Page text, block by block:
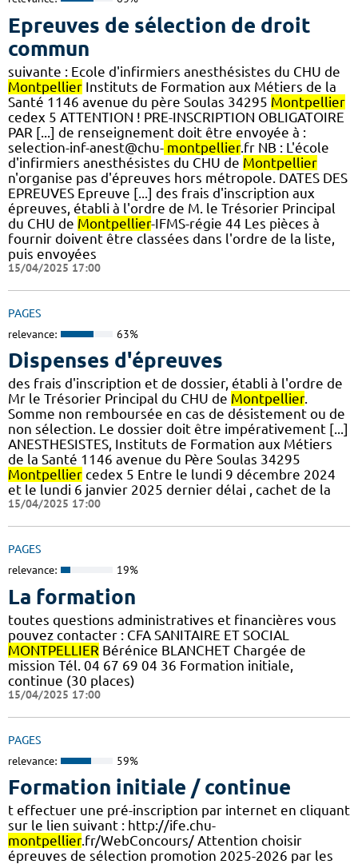
Epreuves de sélection de droit
commun
suivante : Ecole d'infirmiers anesthésistes du CHU de
Montpellier Instituts de Formation aux Métiers de la
Santé 1146 avenue du père Soulas 34295 Montpellier
cedex 5 ATTENTION ! PRE-INSCRIPTION OBLIGATOIRE
PAR [...] de renseignement doit être envoyée à :
selection-inf-anest@chu- montpellier.fr NB : L'école
d'infirmiers anesthésistes du CHU de Montpellier
n'organise pas d'épreuves hors métropole. DATES DES
EPREUVES Epreuve [...] des frais d'inscription aux
épreuves, établi à l'ordre de M. le Trésorier Principal
du CHU de Montpellier-IFMS-régie 44 Les pièces à
fournir doivent être classées dans l'ordre de la liste,
puis envoyées
15/04/2025 17:00
PAGES
relevance: 63%
Dispenses d'épreuves
des frais d'inscription et de dossier, établi à l'ordre de
Mr le Trésorier Principal du CHU de Montpellier.
Somme non remboursée en cas de désistement ou de
non sélection. Le dossier doit être impérativement [...]
ANESTHESISTES, Instituts de Formation aux Métiers
de la Santé 1146 avenue du Père Soulas 34295
Montpellier cedex 5 Entre le lundi 9 décembre 2024
et le lundi 6 janvier 2025 dernier délai , cachet de la
15/04/2025 17:00
PAGES
relevance: 19%
La formation
toutes questions administratives et financières vous
pouvez contacter : CFA SANITAIRE ET SOCIAL
MONTPELLIER Bérénice BLANCHET Chargée de
mission Tél. 04 67 69 04 36 Formation initiale,
continue (30 places)
15/04/2025 17:00
PAGES
relevance: 59%
Formation initiale / continue
t effectuer une pré-inscription par internet en cliquant
sur le lien suivant : http://ife.chu-
montpellier.fr/WebConcours/ Attention choisir
épreuves de sélection promotion 2025-2026 par les